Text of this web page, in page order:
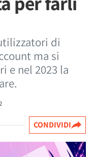
di
ma si
e nel 2023 la
CONDIVIDI